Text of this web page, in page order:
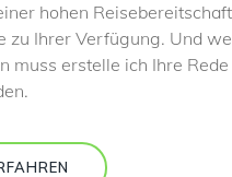
hohen
zu Ihrer Verfügung. Und
muss erstelle ich Ihre